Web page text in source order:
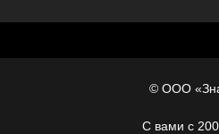
© ООО
С вами с